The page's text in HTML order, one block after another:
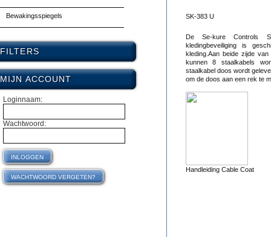
Bewakingsspiegels
FILTERS
MIJN ACCOUNT
Loginnaam:
Wachtwoord:
SK-383 U
De Se-kure Controls
kledingbeveiliging is
kleding.Aan beide zijde
kunnen 8 staalkabels
staalkabel doos wordt
om de doos aan een rek te
Handleiding Cable Coat